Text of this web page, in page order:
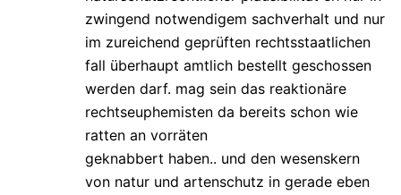
zwingend notwendigem sachverhalt und nur
im zureichend geprüften rechtsstaatlichen
fall überhaupt amtlich bestellt geschossen
werden darf. mag sein das reaktionäre
rechtseuphemisten da bereits schon wie
ratten an vorräten
geknabbert haben.. und den wesenskern
von natur und artenschutz in gerade eben